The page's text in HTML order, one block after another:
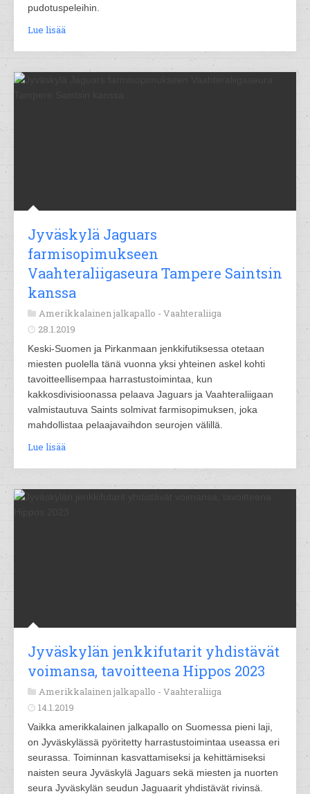
pudotuspeleihin.
Lue lisää
Jyväskylä Jaguars
farmisopimukseen
Vaahteraliigaseura Tampere Saintsin
kanssa
Amerikkalainen jalkapallo - Vaahteraliiga
28.1.2019
Keski-Suomen ja Pirkanmaan jenkkifutiksessa otetaan
miesten puolella tänä vuonna yksi yhteinen askel kohti
tavoitteellisempaa harrastustoimintaa, kun
kakkosdivisioonassa pelaava Jaguars ja Vaahteraliigaan
valmistautuva Saints solmivat farmisopimuksen, joka
mahdollistaa pelaajavaihdon seurojen välillä.
Lue lisää
Jyväskylän jenkkifutarit yhdistävät
voimansa, tavoitteena Hippos 2023
Amerikkalainen jalkapallo - Vaahteraliiga
14.1.2019
Vaikka amerikkalainen jalkapallo on Suomessa pieni laji,
on Jyväskylässä pyöritetty harrastustoimintaa useassa eri
seurassa. Toiminnan kasvattamiseksi ja kehittämiseksi
naisten seura Jyväskylä Jaguars sekä miesten ja nuorten
seura Jyväskylän seudun Jaguaarit yhdistävät rivinsä.